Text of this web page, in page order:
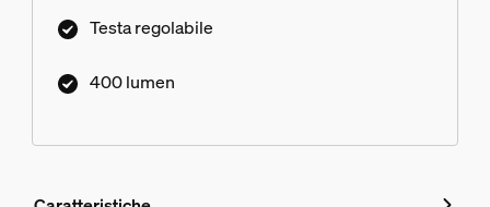
Testa regolabile
400 lumen